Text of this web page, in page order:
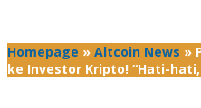
Homepage » Altcoin News »
ke Investor Kripto! “Hati-hati,